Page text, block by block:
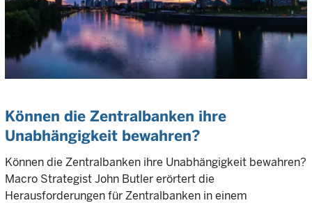
Können die Zentralbanken ihre
Unabhängigkeit bewahren?
Können die Zentralbanken ihre Unabhängigkeit bewahren?
Macro Strategist John Butler erörtert die
Herausforderungen für Zentralbanken in einem